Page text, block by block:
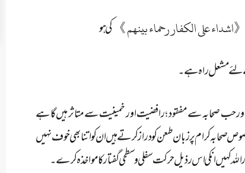
اشداء علی الکفار رحماء بینھم 》 کی ہو
لئے مشعل راہ ہے۔
صحابہ سے مفقود ؛رافضیت اور خمینیت سے متاثر ہیں گاہے
صحابہ کرام پر زبان طعن کو دراز کرتے ہیں ان کو اتنا بھی خوف نہیں
کہیں انکی اس رذیل حرکت سفلی و سطحی گفتار کا مواخذہ کرے۔